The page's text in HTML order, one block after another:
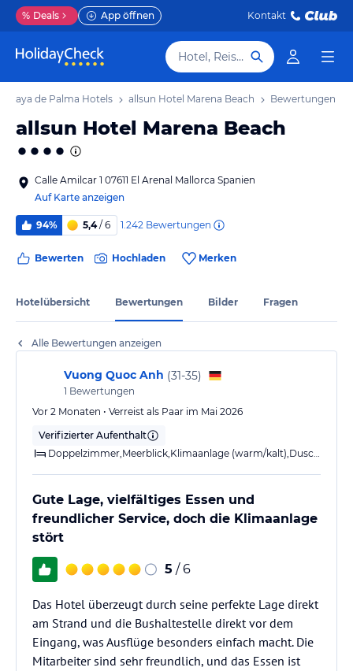
% Deals App öffnen Kontakt
Hotel, Reiseziel
Playa de Palma Hotels allsun Hotel Marena Beach Bewertungen
allsun Hotel Marena Beach
Calle Amilcar 1 07611 El Arenal Mallorca Spanien
Auf Karte anzeigen
94% 5,4/ 6 1.242 Bewertungen
Bewerten Hochladen Merken
Hotelübersicht Bewertungen Bilder Fragen
Alle Bewertungen anzeigen
Vuong Quoc Anh (31-35)
1 Bewertungen
Vor 2 Monaten • Verreist als Paar im Mai 2026
Verifizierter Aufenthalt
Doppelzimmer,Meerblick,Klimaanlage (warm/kalt),Dusche,WC,Balkon
Gute Lage, vielfältiges Essen und
freundlicher Service, doch die Klimaanlage
stört
5 / 6
Das Hotel überzeugt durch seine perfekte Lage direkt
am Strand und die Bushaltestelle direkt vor dem
Eingang, was Ausflüge besonders einfach macht. Die
Mitarbeiter sind sehr freundlich, und das Essen ist